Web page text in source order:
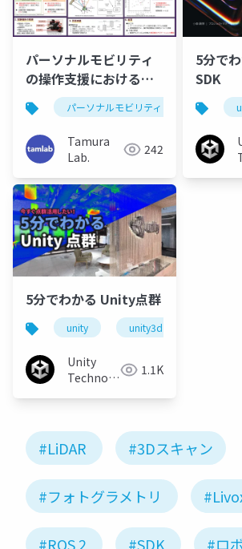
パーソナルモビリティ
の操作支援における負
担軽減と効率性の両立
（ROBOMECH2021）
パーソナルモビリティ
Tamura
Lab.
242
5分で
SDK
5分でわかる Unity点群
unity unity3d
Unity
Technologies 1.1K
#LiDAR #3Dスキャン
#フォトグラメトリ
#ROS 2 #SDK #ロ